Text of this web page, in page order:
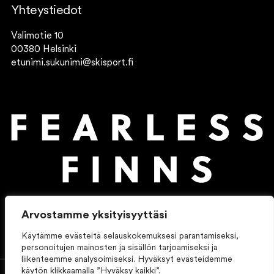
Arvostamme yksityisyyttäsi
Käytämme evästeitä selauskokemuksesi parantamiseksi,
personoitujen mainosten ja sisällön tarjoamiseksi ja
liikenteemme analysoimiseksi. Hyväksyt evästeidemme
käytön klikkaamalla ”Hyväksy kaikki”.
Yhteystiedot
Valimotie 10
00380 Helsinki
etunimi.sukunimi@skisport.fi